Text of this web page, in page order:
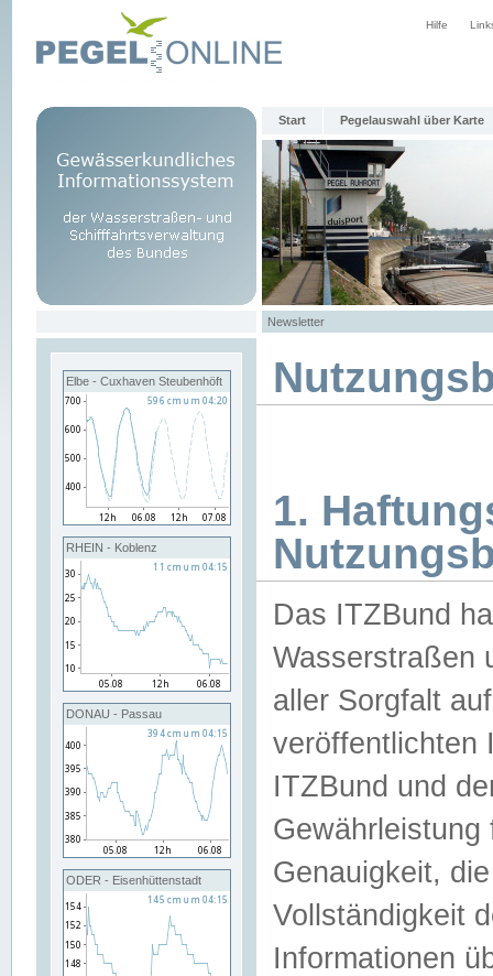
Hilfe
Start Pegelauswahl über Karte
Newsletter
Elbe - Cuxhaven Steubenhöft
RHEIN - Koblenz
DONAU - Passau
ODER - Eisenhüttenstadt
1.
Das ITZBund
Wasserstraßen
aller Sorgfalt
veröffentlichten
ITZBund und
Genauigkeit,
Vollständigkeit
Informationen